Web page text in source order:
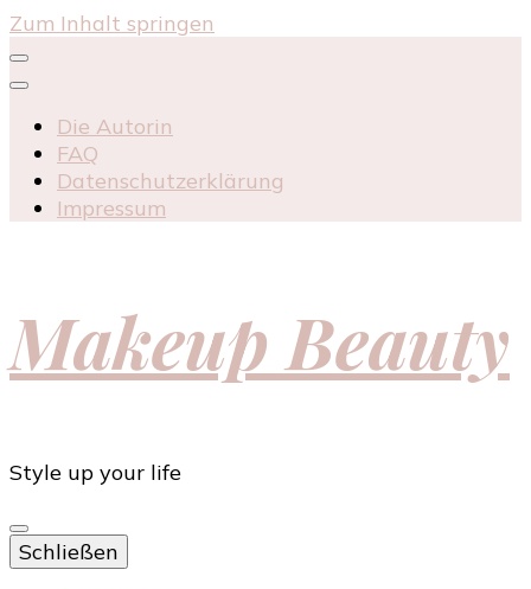
Zum Inhalt springen
Die Autorin
FAQ
Datenschutzerklärung
Impressum
Makeup Beauty
Style up your life
Schließen